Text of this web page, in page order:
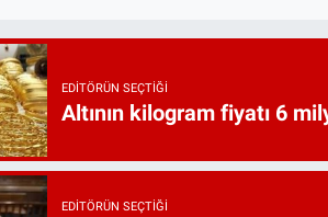
EDITÖRÜN SEÇTIĞI
Altının kilogram fiyatı 6
EDITÖRÜN SEÇTIĞI